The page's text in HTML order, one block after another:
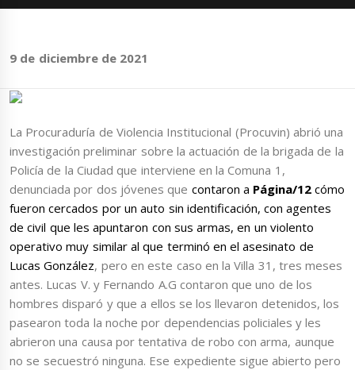
9 de diciembre de 2021
La Procuraduría de Violencia Institucional (Procuvin) abrió una
investigación preliminar sobre la actuación de la brigada de la
Policía de la Ciudad que interviene en la Comuna 1,
denunciada por dos jóvenes que contaron a Página/12cómo
fueron cercados por un auto sin identificación, con agentes
de civil que les apuntaron con sus armas, en un violento
operativo muy similar al que terminó en el asesinato de
Lucas González, pero en este caso en la Villa 31, tres meses
antes. Lucas V. y Fernando A.G contaron que uno de los
hombres disparó y que a ellos se los llevaron detenidos, los
pasearon toda la noche por dependencias policiales y les
abrieron una causa por tentativa de robo con arma, aunque
no se secuestró ninguna. Ese expediente sigue abierto pero